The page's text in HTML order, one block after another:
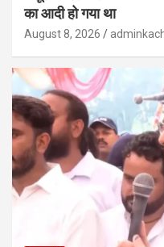
का आदी हो गया था
August 8, 2026